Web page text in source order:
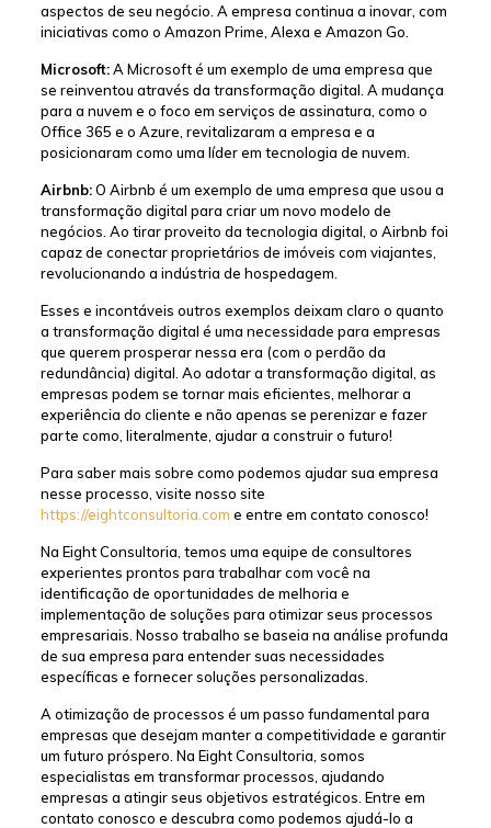
aspectos de seu negócio. A empresa continua a inovar, com
iniciativas como o Amazon Prime, Alexa e Amazon Go.
Microsoft:A Microsoft é um exemplo de uma empresa que
se reinventou através da transformação digital. A mudança
para a nuvem e o foco em serviços de assinatura, como o
Office 365 e o Azure, revitalizaram a empresa e a
posicionaram como uma líder em tecnologia de nuvem.
Airbnb:O Airbnb é um exemplo de uma empresa que usou a
transformação digital para criar um novo modelo de
negócios. Ao tirar proveito da tecnologia digital, o Airbnb foi
capaz de conectar proprietários de imóveis com viajantes,
revolucionando a indústria de hospedagem.
Esses e incontáveis outros exemplos deixam claro o quanto
a transformação digital é uma necessidade para empresas
que querem prosperar nessa era (com o perdão da
redundância) digital. Ao adotar a transformação digital, as
empresas podem se tornar mais eficientes, melhorar a
experiência do cliente e não apenas se perenizar e fazer
parte como, literalmente, ajudar a construir o futuro!
Para saber mais sobre como podemos ajudar sua empresa
nesse processo, visite nosso site
https://eightconsultoria.com e entre em contato conosco!
Na Eight Consultoria, temos uma equipe de consultores
experientes prontos para trabalhar com você na
identificação de oportunidades de melhoria e
implementação de soluções para otimizar seus processos
empresariais. Nosso trabalho se baseia na análise profunda
de sua empresa para entender suas necessidades
específicas e fornecer soluções personalizadas.
A otimização de processos é um passo fundamental para
empresas que desejam manter a competitividade e garantir
um futuro próspero. Na Eight Consultoria, somos
especialistas em transformar processos, ajudando
empresas a atingir seus objetivos estratégicos. Entre em
contato conosco e descubra como podemos ajudá-lo a